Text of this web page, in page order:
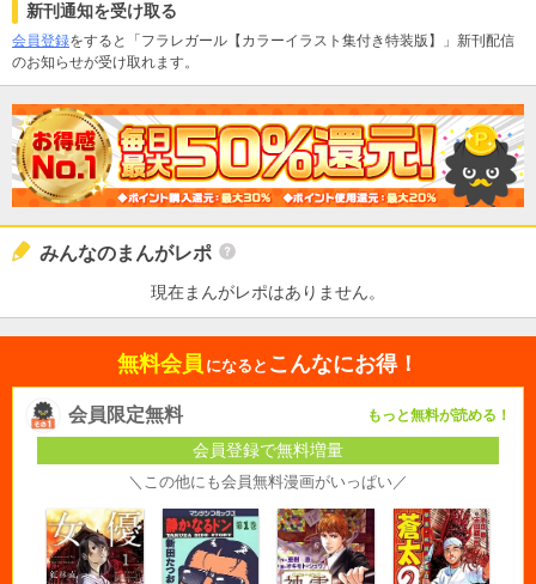
新刊通知を受け取る
会員登録をすると「フラレガール【カラーイラスト集付き特装版】」新刊配信
のお知らせが受け取れます。
みんなのまんがレポ
現在まんがレポはありません。
無料会員 になると こんなにお得！
会員限定無料 もっと無料が読める！
会員登録で無料増量
＼この他にも会員無料漫画がいっぱい／